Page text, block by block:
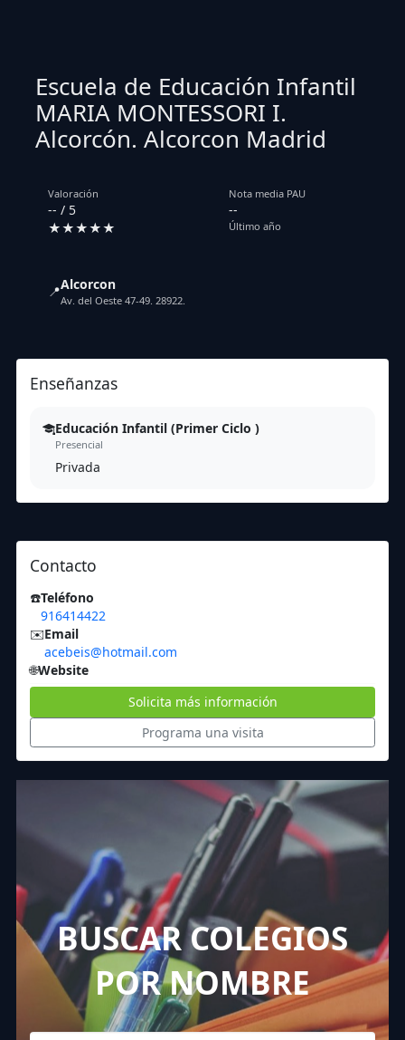
Escuela de Educación Infantil
MARIA MONTESSORI I.
Alcorcón. Alcorcon Madrid
Valoración
-- / 5
★★★★★
Nota media PAU
--
Último año
📍Alcorcon
Av. del Oeste 47-49. 28922.
Enseñanzas
Educación Infantil (Primer Ciclo )
Presencial
Privada
Contacto
☎️Teléfono
916414422
✉️Email
acebeis@hotmail.com
🌐Website
Solicita más información
Programa una visita
BUSCAR COLEGIOS
POR NOMBRE